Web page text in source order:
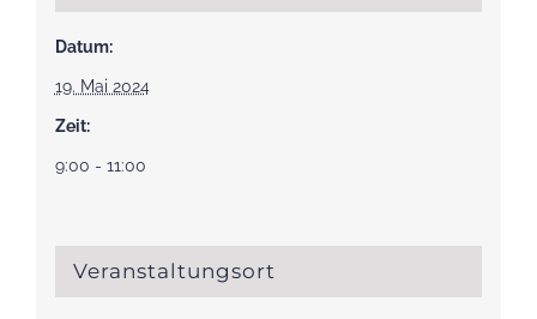
Datum:
19. Mai 2024
Zeit:
9:00 - 11:00
Veranstaltungsort